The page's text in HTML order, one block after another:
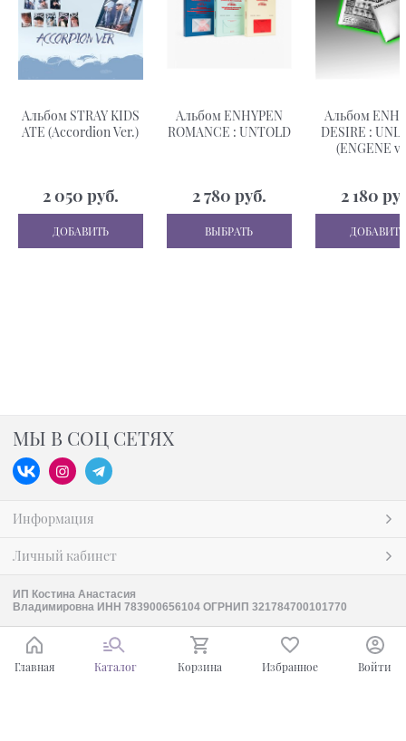
Альбом STRAY KIDS
ATE (Accordion Ver.)
2 050 руб.
ДОБАВИТЬ
Альбом ENHYPEN
ROMANCE : UNTOLD
2 780 руб.
ВЫБРАТЬ
Альбом
DESIRE :
(ENGENE
2 180
ДОБАВИТЬ
МЫ В СОЦ СЕТЯХ
Информация
Личный кабинет
ИП Костина Анастасия
Владимировна ИНН 783900656104 ОГРНИП 321784700101770
Главная Каталог Корзина Избранное Войти